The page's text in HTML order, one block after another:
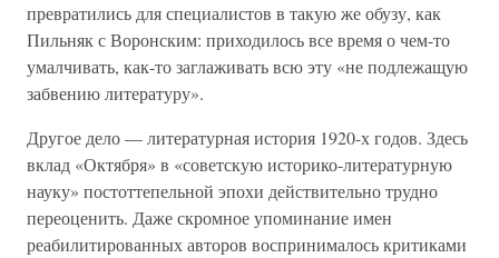
превратились для специалистов в такую же обузу, как
Пильняк с Воронским: приходилось все время о чем-то
умалчивать, как-то заглаживать всю эту «не подлежащую
забвению литературу».
Другое дело — литературная история 1920-х годов. Здесь
вклад «Октября» в «советскую историко-литературную
науку» постоттепельной эпохи действительно трудно
переоценить. Даже скромное упоминание имен
реабилитированных авторов воспринималось критиками